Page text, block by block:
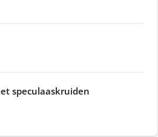
speculaaskruiden